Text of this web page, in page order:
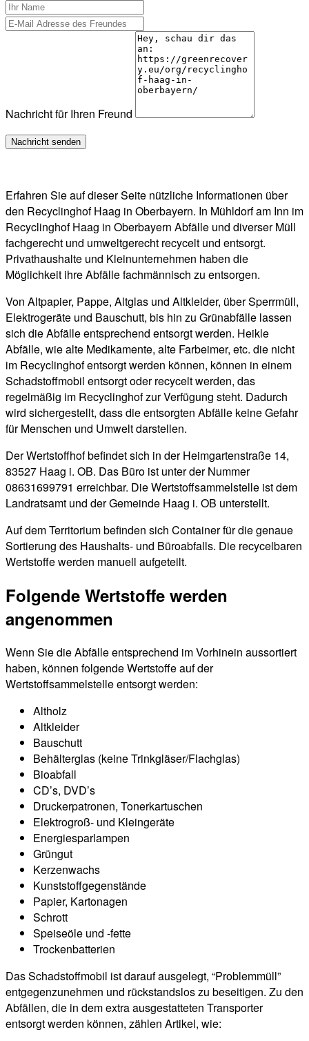
Nachricht für Ihren Freund
Erfahren Sie auf dieser Seite nützliche Informationen über
den Recyclinghof Haag in Oberbayern. In Mühldorf am Inn im
Recyclinghof Haag in Oberbayern Abfälle und diverser Müll
fachgerecht und umweltgerecht recycelt und entsorgt.
Privathaushalte und Kleinunternehmen haben die
Möglichkeit ihre Abfälle fachmännisch zu entsorgen.
Von Altpapier, Pappe, Altglas und Altkleider, über Sperrmüll,
Elektrogeräte und Bauschutt, bis hin zu Grünabfälle lassen
sich die Abfälle entsprechend entsorgt werden. Heikle
Abfälle, wie alte Medikamente, alte Farbeimer, etc. die nicht
im Recyclinghof entsorgt werden können, können in einem
Schadstoffmobil entsorgt oder recycelt werden, das
regelmäßig im Recyclinghof zur Verfügung steht. Dadurch
wird sichergestellt, dass die entsorgten Abfälle keine Gefahr
für Menschen und Umwelt darstellen.
Der Wertstoffhof befindet sich in der Heimgartenstraße 14,
83527 Haag i. OB. Das Büro ist unter der Nummer
08631699791 erreichbar. Die Wertstoffsammelstelle ist dem
Landratsamt und der Gemeinde Haag i. OB unterstellt.
Auf dem Territorium befinden sich Container für die genaue
Sortierung des Haushalts- und Büroabfalls. Die recycelbaren
Wertstoffe werden manuell aufgeteilt.
Folgende Wertstoffe werden
angenommen
Wenn Sie die Abfälle entsprechend im Vorhinein aussortiert
haben, können folgende Wertstoffe auf der
Wertstoffsammelstelle entsorgt werden:
Altholz
Altkleider
Bauschutt
Behälterglas (keine Trinkgläser/Flachglas)
Bioabfall
CD’s, DVD’s
Druckerpatronen, Tonerkartuschen
Elektrogroß- und Kleingeräte
Energiesparlampen
Grüngut
Kerzenwachs
Kunststoffgegenstände
Papier, Kartonagen
Schrott
Speiseöle und -fette
Trockenbatterien
Das Schadstoffmobil ist darauf ausgelegt, “Problemmüll”
entgegenzunehmen und rückstandslos zu beseitigen. Zu den
Abfällen, die in dem extra ausgestatteten Transporter
entsorgt werden können, zählen Artikel, wie: